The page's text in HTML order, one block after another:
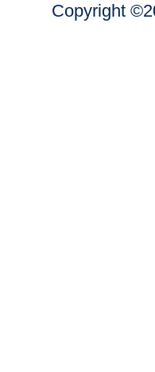
Copyright